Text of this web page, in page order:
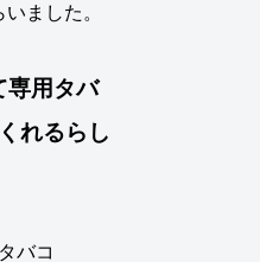
ました。
専用タバ
れるらし